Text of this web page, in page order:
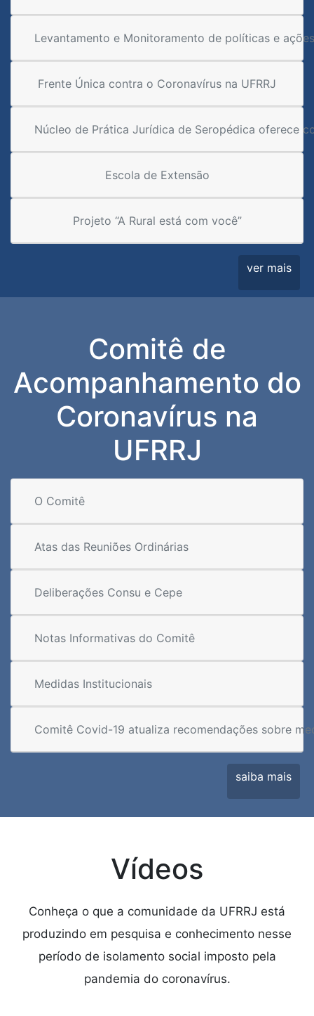
Levantamento e Monitoramento de políticas e
Frente Única contra o Coronavírus na UFRRJ
Núcleo de Prática Jurídica de Seropédica oferece
Escola de Extensão
Projeto “A Rural está com você”
ver mais
Comitê de
Acompanhamento do
Coronavírus na
UFRRJ
O Comitê
Atas das Reuniões Ordinárias
Deliberações Consu e Cepe
Notas Informativas do Comitê
Medidas Institucionais
Comitê Covid-19 atualiza recomendações sobre
saiba mais
Vídeos
Conheça o que a comunidade da UFRRJ está
produzindo em pesquisa e conhecimento nesse
período de isolamento social imposto pela
pandemia do coronavírus.